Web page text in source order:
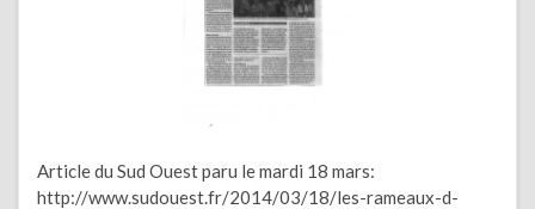
Article du Sud Ouest paru le mardi 18 mars:
http://www.sudouest.fr/2014/03/18/les-rameaux-d-